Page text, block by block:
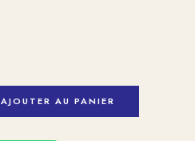
AJOUTER AU PANIER